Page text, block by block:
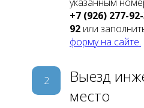
+7 (926) 277-
92 или
форму на сайте.
2
Выезд
место